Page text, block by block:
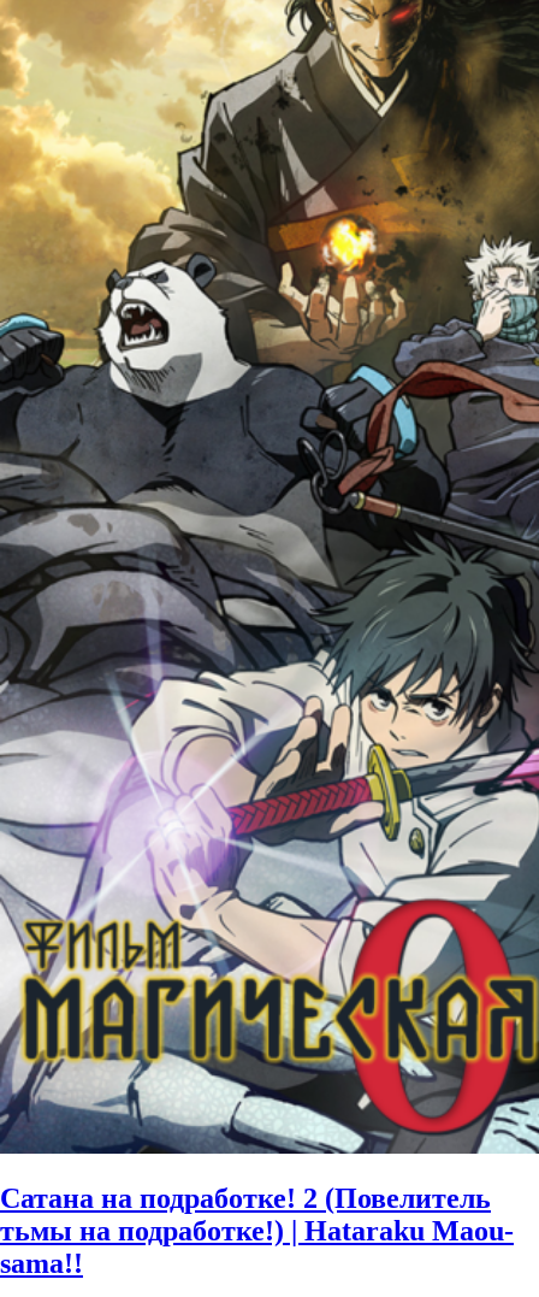
Сатана на подработке! 2 (Повелитель
тьмы на подработке!) | Hataraku Maou-
sama!!